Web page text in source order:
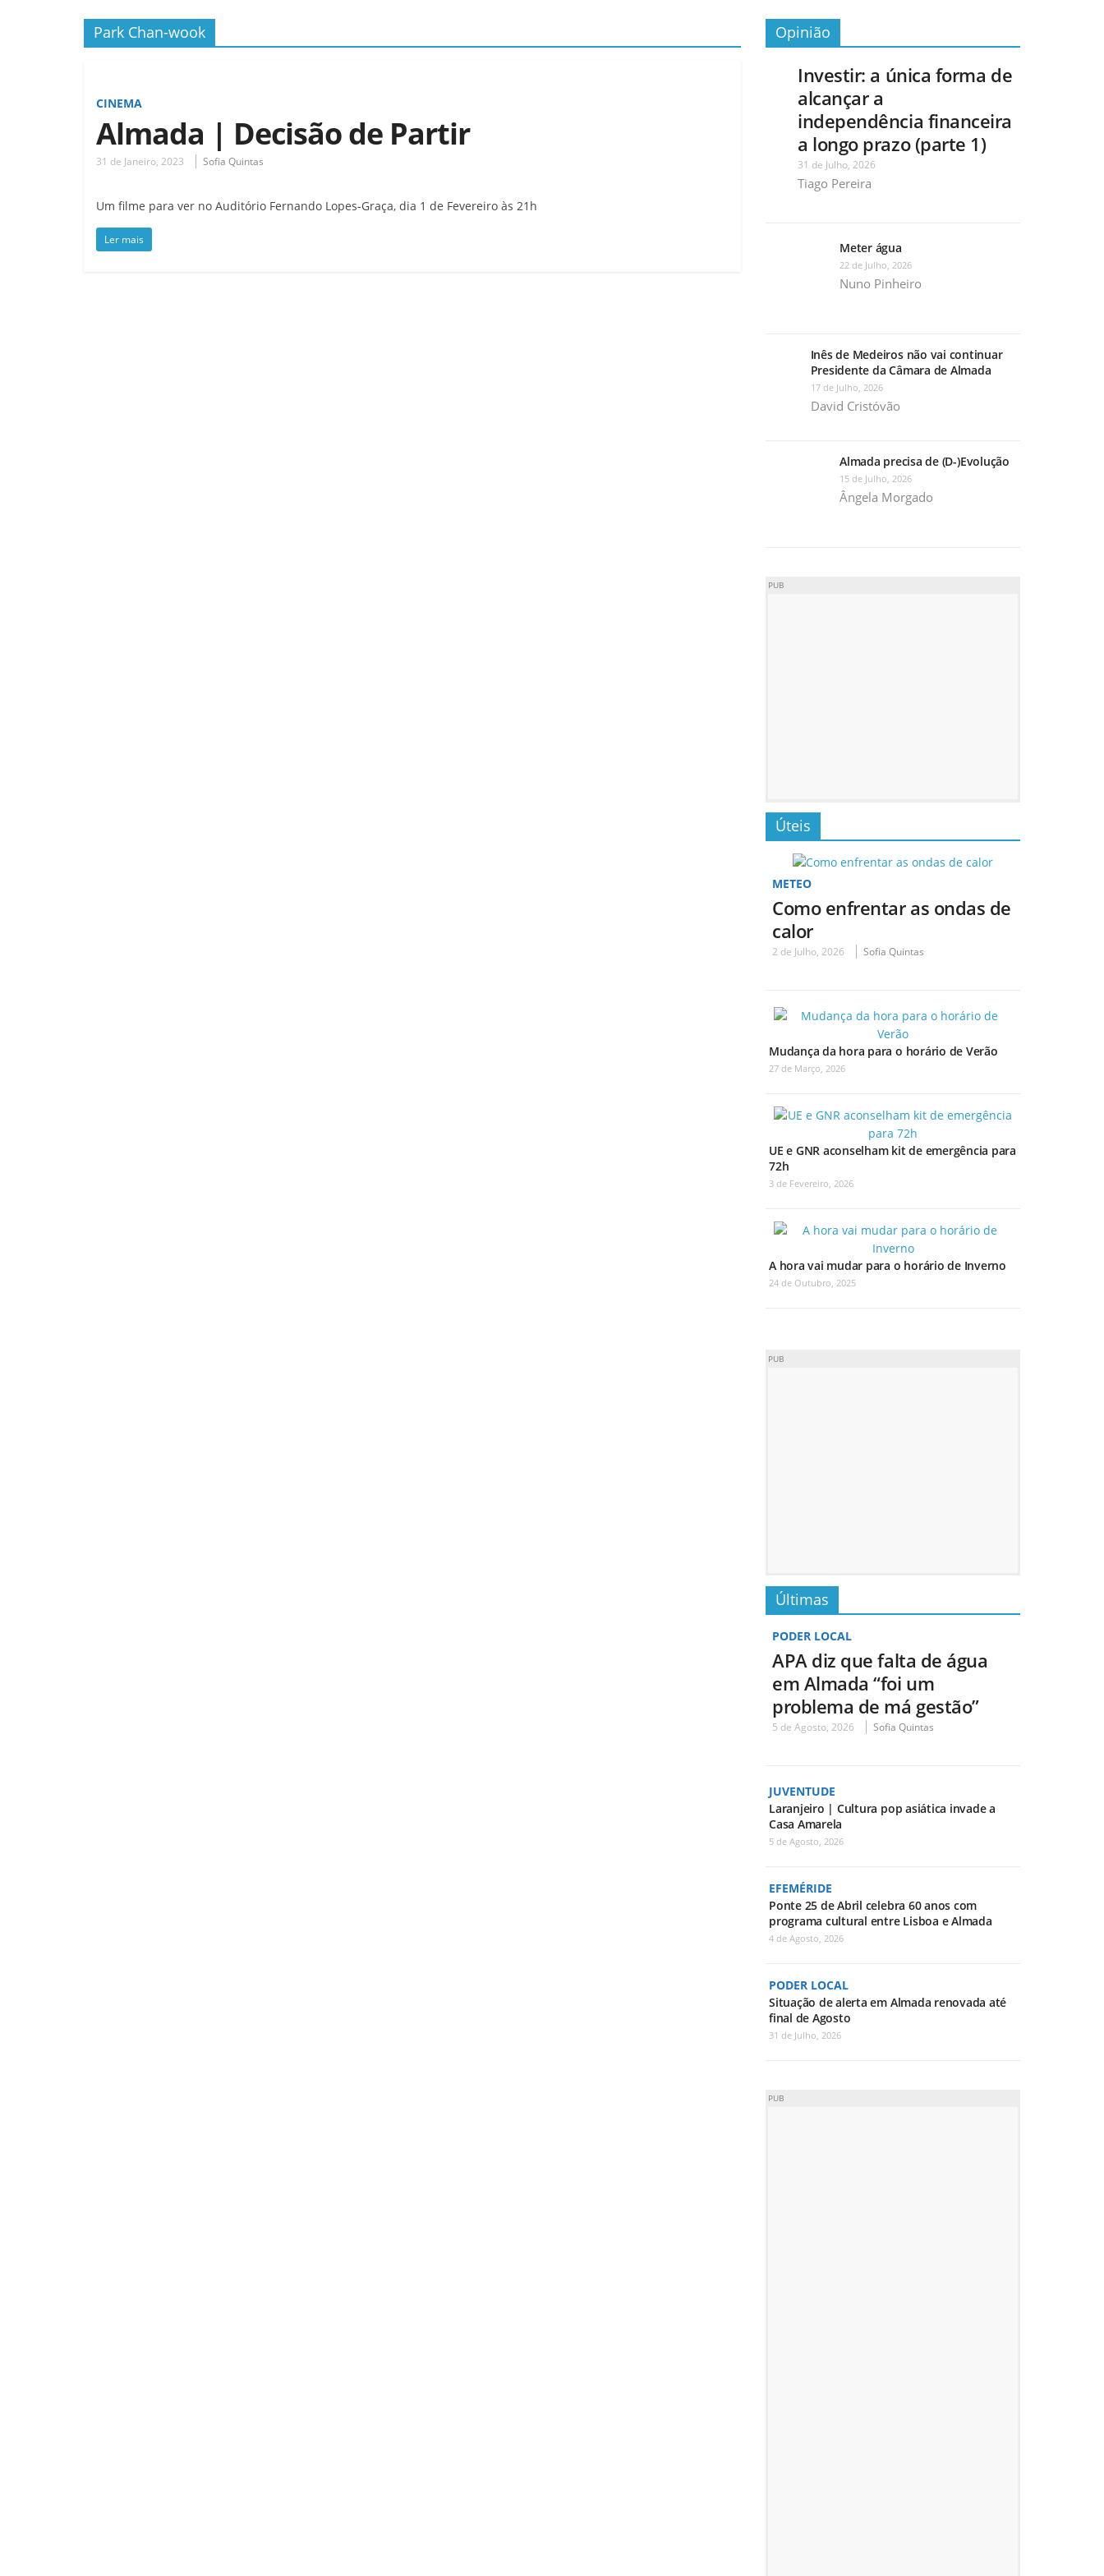
Park Chan-wook
CINEMA
Almada | Decisão de Partir
31 de Janeiro, 2023 Sofia Quintas
Um filme para ver no Auditório Fernando Lopes-Graça, dia 1 de Fevereiro às 21h
Ler mais
Opinião
Investir: a única forma de
alcançar a
independência financeira
a longo prazo (parte 1)
31 de Julho, 2026
Tiago Pereira
Meter água
22 de Julho, 2026
Nuno Pinheiro
Inês de Medeiros não vai continuar
Presidente da Câmara de Almada
17 de Julho, 2026
David Cristóvão
Almada precisa de (D-)Evolução
15 de Julho, 2026
Ângela Morgado
PUB
Úteis
METEO
Como enfrentar as ondas de
calor
2 de Julho, 2026 Sofia Quintas
Mudança da hora para o horário de Verão
27 de Março, 2026
UE e GNR aconselham kit de emergência para
72h
3 de Fevereiro, 2026
A hora vai mudar para o horário de Inverno
24 de Outubro, 2025
PUB
Últimas
PODER LOCAL
APA diz que falta de água
em Almada “foi um
problema de má gestão”
5 de Agosto, 2026 Sofia Quintas
JUVENTUDE
Laranjeiro | Cultura pop asiática invade a
Casa Amarela
5 de Agosto, 2026
EFEMÉRIDE
Ponte 25 de Abril celebra 60 anos com
programa cultural entre Lisboa e Almada
4 de Agosto, 2026
PODER LOCAL
Situação de alerta em Almada renovada até
final de Agosto
31 de Julho, 2026
PUB